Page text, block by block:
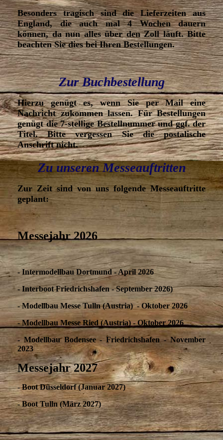
Besonders tragisch sind die Lieferzeiten aus
England, die auch mal 4 Wochen dauern
können, da nun alles über den Zoll läuft. Bitte
beachten Sie dies bei Ihren Bestellungen.
Zur Buchbestellung
Hierzu genügt es, wenn Sie per Mail eine
Nachricht zukommen lassen. Für Bestellungen
genügt die 7-stellige Bestellnummer und ggf. der
Titel. Bitte vergessen Sie die postalische
Anschrift nicht.
Zu unseren Messeauftritten
Zur Zeit sind von uns folgende Messeauftritte
geplant:
Messejahr 2026
- Intermodellbau Dortmund - April 2026
- Interboot Friedrichshafen - September 2026)
- Modellbau Messe Tulln (Austria) - Oktober 2026
- Modellbau Messe Ried (Austria) - Oktober 2026
- Modellbau Bodensee - Friedrichshafen - November
2023
Messejahr 2027
- Boot Düsseldorf (Januar 2027)
- Boot Tulln (März 2027)